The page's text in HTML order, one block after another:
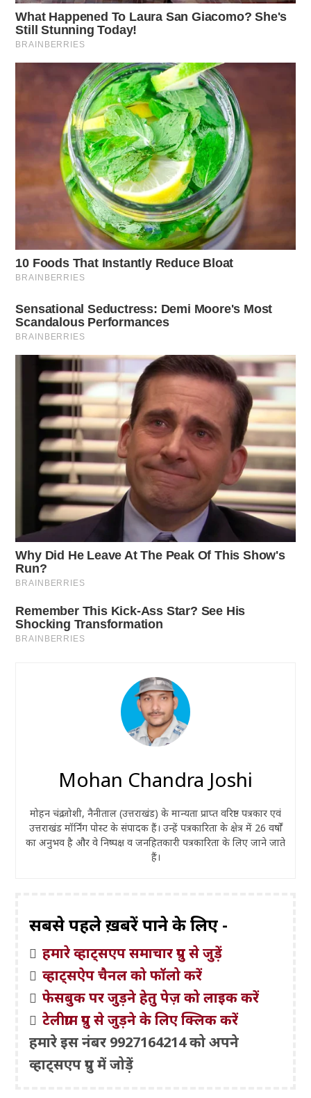
Mohan Chandra Joshi
मोहन चंद्र जोशी, नैनीताल (उत्तराखंड) के मान्यता प्राप्त वरिष्ठ पत्रकार एवं
उत्तराखंड मॉर्निंग पोस्ट के संपादक हैं। उन्हें पत्रकारिता के क्षेत्र में 26 वर्षों
का अनुभव है और वे निष्पक्ष व जनहितकारी पत्रकारिता के लिए जाने जाते
हैं।
सबसे पहले ख़बरें पाने के लिए -
हमारे व्हाट्सएप समाचार ग्रुप से जुड़ें
व्हाट्सऐप चैनल को फॉलो करें
फेसबुक पर जुड़ने हेतु पेज़ को लाइक करें
टेलीग्राम ग्रुप से जुड़ने के लिए क्लिक करें
हमारे इस नंबर 9927164214 को अपने
व्हाट्सएप ग्रुप में जोड़ें